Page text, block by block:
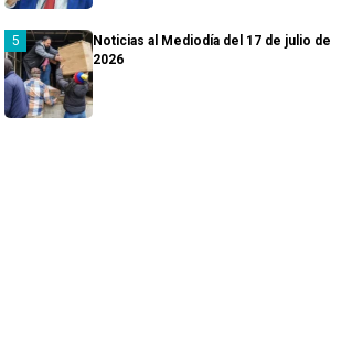
Noticias al Mediodía del 17 de julio de
2026